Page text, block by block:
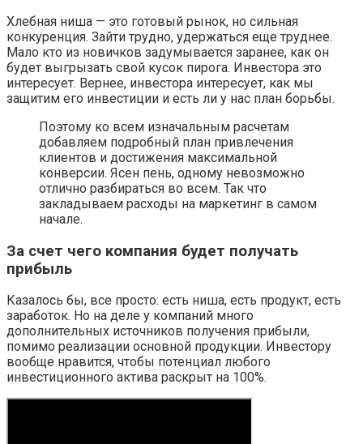
Хлебная ниша — это готовый рынок, но сильная
конкуренция. Зайти трудно, удержаться еще труднее.
Мало кто из новичков задумывается заранее, как он
будет выгрызать свой кусок пирога. Инвестора это
интересует. Вернее, инвестора интересует, как мы
защитим его инвестиции и есть ли у нас план борьбы.
Поэтому ко всем изначальным расчетам
добавляем подробный план привлечения
клиентов и достижения максимальной
конверсии. Ясен пень, одному невозможно
отлично разбираться во всем. Так что
закладываем расходы на маркетинг в самом
начале.
За счет чего компания будет получать
прибыль
Казалось бы, все просто: есть ниша, есть продукт, есть
заработок. Но на деле у компаний много
дополнительных источников получения прибыли,
помимо реализации основной продукции. Инвестору
вообще нравится, чтобы потенциал любого
инвестиционного актива раскрыт на 100%.